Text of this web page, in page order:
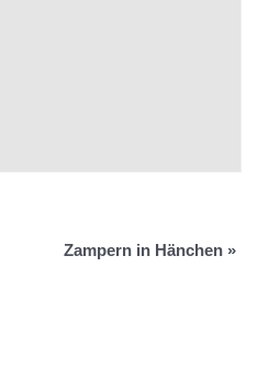
Zampern in Hänchen »